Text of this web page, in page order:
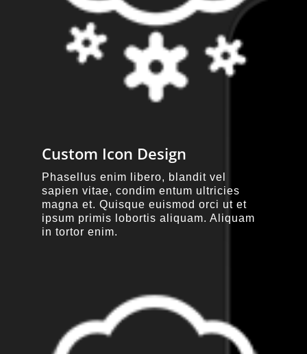
Custom Icon Design
Phasellus enim libero, blandit vel
sapien vitae, condim entum ultricies
magna et. Quisque euismod orci ut et
ipsum primis lobortis aliquam. Aliquam
in tortor enim.